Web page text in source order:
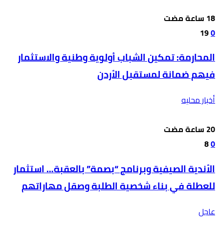
0
19
المحارمة: تمكين الشباب أولوية وطنية والاستثمار
فيهم ضمانة لمستقبل الأردن
أخبار محليه
0
8
الأندية الصيفية وبرنامج “بصمة” بالعقبة… استثمار
للعطلة في بناء شخصية الطلبة وصقل مهاراتهم
عاجل